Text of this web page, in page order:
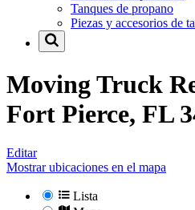
Tanques de propano
Piezas y accesorios de
Moving Truck
Fort Pierce, FL
Editar
Mostrar ubicaciones en el mapa
Lista